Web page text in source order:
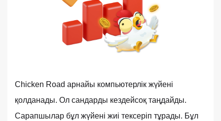
Chicken Road арнайы компьютерлік жүйені
қолданады. Ол сандарды кездейсоқ таңдайды.
Сарапшылар бұл жүйені жиі тексеріп тұрады. Бұл